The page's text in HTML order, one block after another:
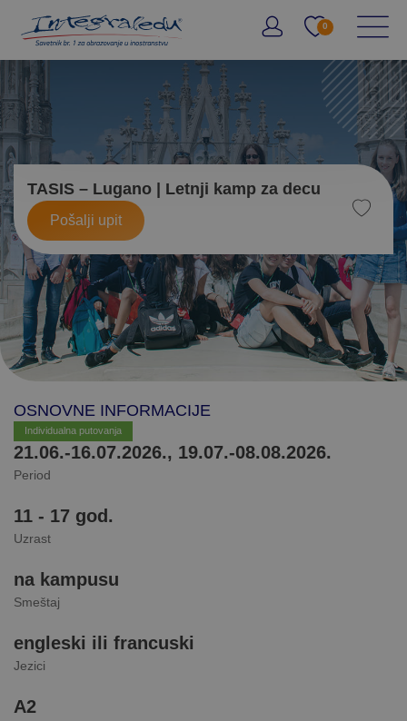
0
TASIS – Lugano | Letnji kamp za decu
Pošalji upit
OSNOVNE INFORMACIJE
Individualna putovanja
21.06.-16.07.2026., 19.07.-08.08.2026.
Period
11 - 17 god.
Uzrast
na kampusu
Smeštaj
engleski ili francuski
Jezici
А2